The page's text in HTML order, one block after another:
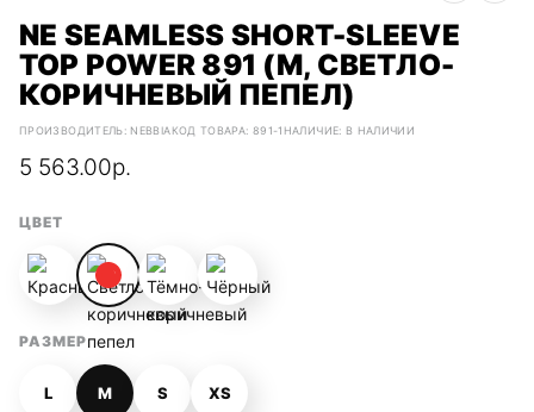
NE SEAMLESS SHORT-SLEEVE
TOP POWER 891 (M, СВЕТЛО-
КОРИЧНЕВЫЙ ПЕПЕЛ)
ПРОИЗВОДИТЕЛЬ: NEBBIAКОД ТОВАРА: 891-1 НАЛИЧИЕ: В НАЛИЧИИ
5 563.00р.
ЦВЕТ
✓
РАЗМЕР
L M S XS